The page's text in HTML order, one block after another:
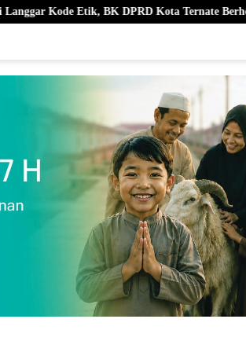
BK DPRD Kota Ternate Berhentikan Nurjaya